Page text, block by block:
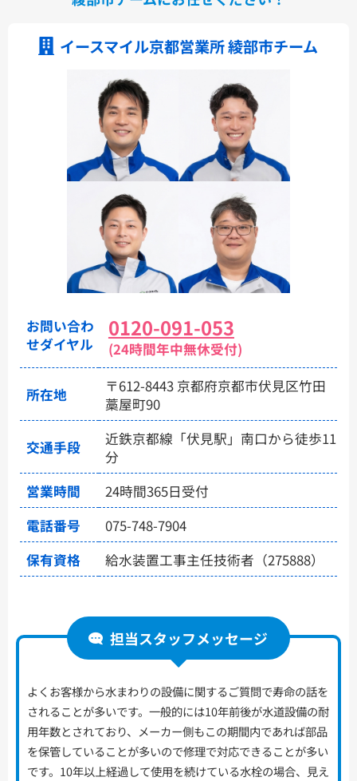
イースマイル京都営業所 綾部市チーム
お問い合わ
せダイヤル
0120-091-053
(24時間年中無休受付)
所在地
〒612-8443 京都府京都市伏見区竹田
藁屋町90
交通手段
近鉄京都線「伏見駅」南口から徒歩11
分
営業時間
24時間365日受付
電話番号
075-748-7904
保有資格
給水装置工事主任技術者（275888）
担当スタッフメッセージ
よくお客様から水まわりの設備に関するご質問で寿命の話を
されることが多いです。一般的には10年前後が水道設備の耐
用年数とされており、メーカー側もこの期間内であれば部品
を保管していることが多いので修理で対応できることが多い
です。10年以上経過して使用を続けている水栓の場合、見え